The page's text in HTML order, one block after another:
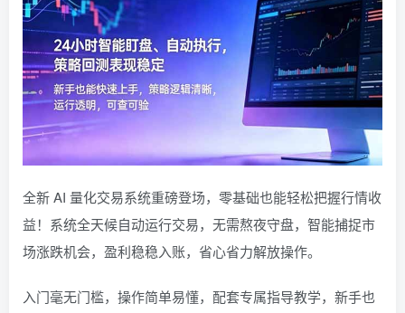
全新 AI 量化交易系统重磅登场，零基础也能轻松把握行情收
益！系统全天候自动运行交易，无需熬夜守盘，智能捕捉市
场涨跌机会，盈利稳稳入账，省心省力解放操作。
入门毫无门槛，操作简单易懂，配套专属指导教学，新手也